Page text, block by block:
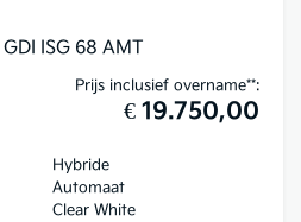
ISG 68 AMT
Prijs inclusief overname**:
€ 19.750,00
Hybride
Automaat
Clear White